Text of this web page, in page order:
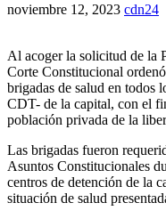
noviembre 12, 2023 cdn24
Al acoger la solicitud de la
Corte Constitucional
brigadas de salud en todos
CDT- de la capital, con el
población privada de la
Las brigadas fueron
Asuntos Constitucionales
centros de detención de la
situación de salud